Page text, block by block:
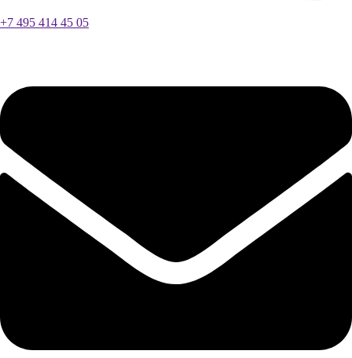
+7 495 414 45 05